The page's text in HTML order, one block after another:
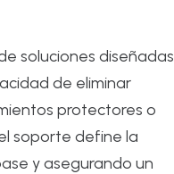
soluciones diseñadas
de eliminar
protectores o
soporte define la
y asegurando un